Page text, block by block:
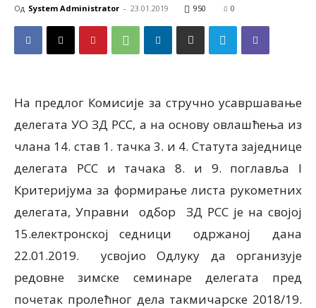
Од System Administrator - 23.01.2019 950 0
На предлог Комисије за стручно усавршавање
делегата УО ЗД РСС, а на основу овлашћења из
члана 14. став 1. тачка 3. и 4. Статута заједнице
делегата РСС и тачака 8. и 9. поглавља I
Критеријума за формирање листа рукометних
делегата, Управни одбор ЗД РСС је на својој
15.електронској седници одржаној дана
22.01.2019. усвојио Одлуку да организује
редовне зимске семинаре делегата пред
почетак пролећног дела такмичарске 2018/19.